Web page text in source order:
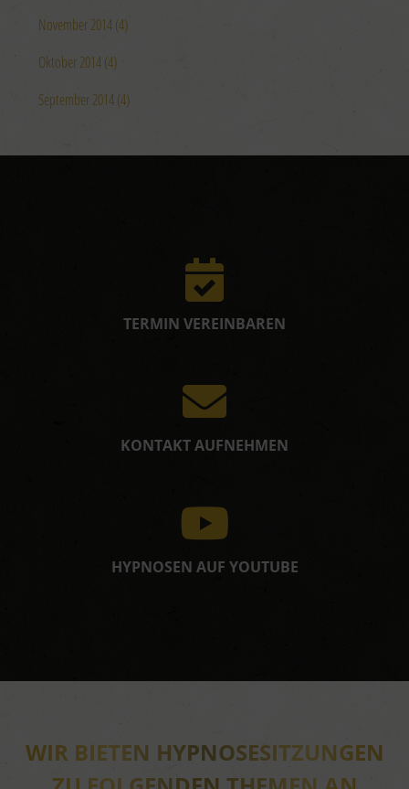
November 2014 (4)
Oktober 2014 (4)
September 2014 (4)
TERMIN VEREINBAREN
KONTAKT AUFNEHMEN
HYPNOSEN AUF YOUTUBE
WIR BIETEN HYPNOSESITZUNGEN